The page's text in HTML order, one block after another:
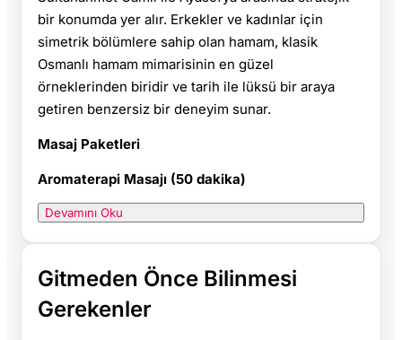
bir konumda yer alır. Erkekler ve kadınlar için
simetrik bölümlere sahip olan hamam, klasik
Osmanlı hamam mimarisinin en güzel
örneklerinden biridir ve tarih ile lüksü bir araya
getiren benzersiz bir deneyim sunar.
Masaj Paketleri
Aromaterapi Masajı (50 dakika)
Devamını Oku
Gitmeden Önce Bilinmesi
Gerekenler